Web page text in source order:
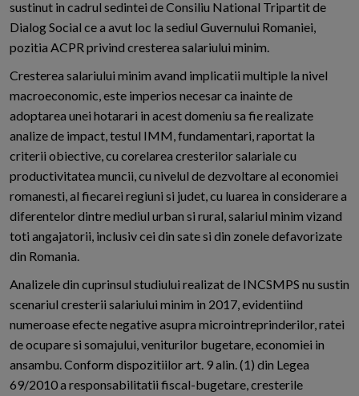
sustinut in cadrul sedintei de Consiliu National Tripartit de
Dialog Social ce a avut loc la sediul Guvernului Romaniei,
pozitia ACPR privind cresterea salariului minim.
Cresterea salariului minim avand implicatii multiple la nivel
macroeconomic, este imperios necesar ca inainte de
adoptarea unei hotarari in acest domeniu sa fie realizate
analize de impact, testul IMM, fundamentari, raportat la
criterii obiective, cu corelarea cresterilor salariale cu
productivitatea muncii, cu nivelul de dezvoltare al economiei
romanesti, al fiecarei regiuni si judet, cu luarea in considerare a
diferentelor dintre mediul urban si rural, salariul minim vizand
toti angajatorii, inclusiv cei din sate si din zonele defavorizate
din Romania.
Analizele din cuprinsul studiului realizat de INCSMPS nu sustin
scenariul cresterii salariului minim in 2017, evidentiind
numeroase efecte negative asupra microintreprinderilor, ratei
de ocupare si somajului, veniturilor bugetare, economiei in
ansambu. Conform dispozitiilor art. 9 alin. (1) din Legea
69/2010 a responsabilitatii fiscal-bugetare, cresterile